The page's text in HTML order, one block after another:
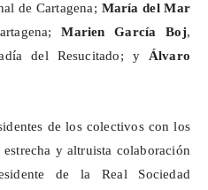
de Cartagena; María del Mar
Marien García Boj,
del Resucitado; y Álvaro
de los colectivos con los
y altruista colaboración
de la Real Sociedad